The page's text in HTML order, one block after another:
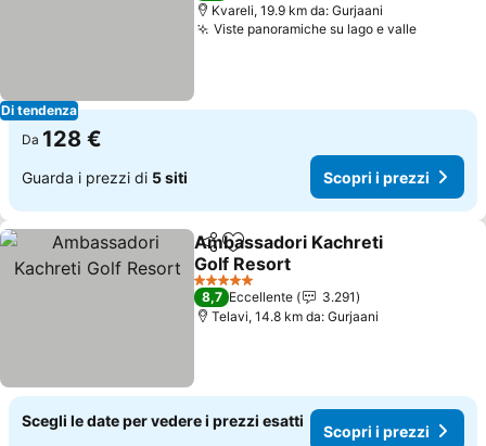
Di tendenza
Kvareli, 19.9 km da: Gurjaani
Viste panoramiche su lago e valle
Da 128 €
Guarda i prezzi di 5 siti Scopri i prezzi
CondividiAggiungi ai preferiti
Ambassadori Kachreti
Golf Resort
5 Stelle
8,7 Eccellente
3.291
Telavi, 14.8 km da: Gurjaani
Scegli le date per vedere i prezzi esatti
Scopri i prezzi